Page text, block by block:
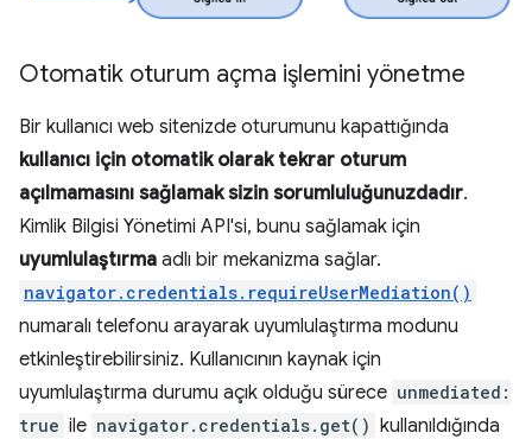
Otomatik oturum açma işlemini yönetme
Bir kullanıcı web sitenizde oturumunu kapattığında
kullanıcı için otomatik olarak tekrar oturum
açılmamasını sağlamak sizin sorumluluğunuzdadır.
Kimlik Bilgisi Yönetimi API'si, bunu sağlamak için
uyumlulaştırma adlı bir mekanizma sağlar.
navigator.credentials.requireUserMediation()
numaralı telefonu arayarak uyumlulaştırma modunu
etkinleştirebilirsiniz. Kullanıcının kaynak için
uyumlulaştırma durumu açık olduğu sürece unmediated:
true ile navigator.credentials.get() kullanıldığında